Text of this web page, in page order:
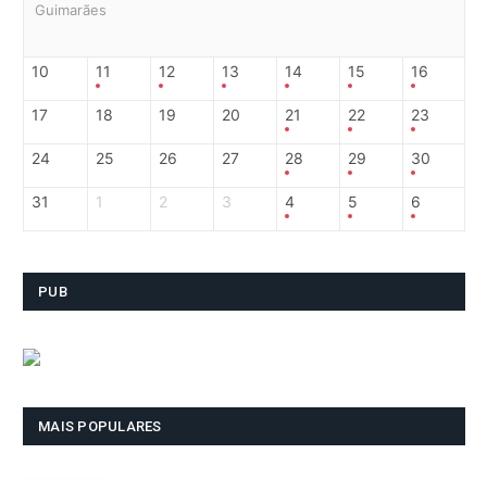
Guimarães
10 11 12 13 14 15 16
17 18 19 20 21 22 23
24 25 26 27 28 29 30
31 1 2 3 4 5 6
PUB
MAIS POPULARES